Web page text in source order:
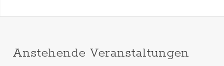
Anstehende Veranstaltungen